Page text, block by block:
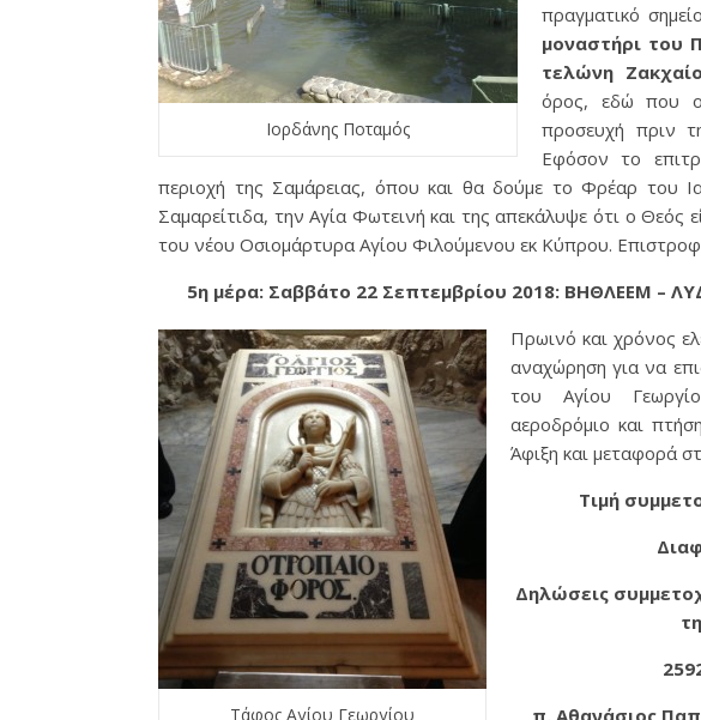
Ιορδάνης Ποταμός
πραγματικό
μοναστήρι του
τελώνη
όρος, εδώ που ο
προσευχή πριν
Εφόσον το
περιοχή της Σαμάρειας, όπου και θα δούμε το Φρέαρ του
Σαμαρείτιδα, την Αγία Φωτεινή και της απεκάλυψε ότι ο Θεός
του νέου Οσιομάρτυρα Αγίου Φιλούμενου εκ Κύπρου.
5η μέρα: Σαββάτο 22 Σεπτεμβρίου 2018: ΒΗΘΛΕΕΜ –
Τάφος Αγίου Γεωργίου
Πρωινό και χρόνος
αναχώρηση για να
του Αγίου
αεροδρόμιο και
Άφιξη και μεταφορά
Τιμή
Δηλώσεις